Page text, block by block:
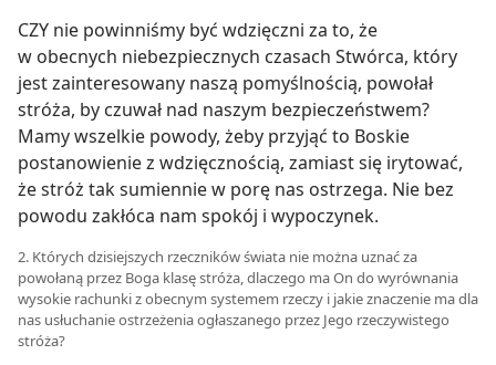
CZY nie powinniśmy być wdzięczni za to, że
w obecnych niebezpiecznych czasach Stwórca, który
jest zainteresowany naszą pomyślnością, powołał
stróża, by czuwał nad naszym bezpieczeństwem?
Mamy wszelkie powody, żeby przyjąć to Boskie
postanowienie z wdzięcznością, zamiast się irytować,
że stróż tak sumiennie w porę nas ostrzega. Nie bez
powodu zakłóca nam spokój i wypoczynek.
2. Których dzisiejszych rzeczników świata nie można uznać za
powołaną przez Boga klasę stróża, dlaczego ma On do wyrównania
wysokie rachunki z obecnym systemem rzeczy i jakie znaczenie ma dla
nas usłuchanie ostrzeżenia ogłaszanego przez Jego rzeczywistego
stróża?